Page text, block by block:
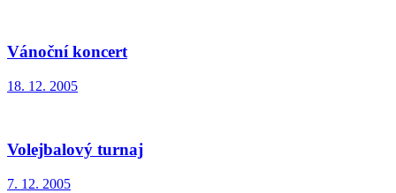
Vánoční koncert
18. 12. 2005
Volejbalový turnaj
7. 12. 2005